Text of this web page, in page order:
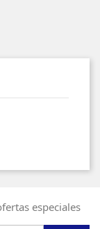
especiales